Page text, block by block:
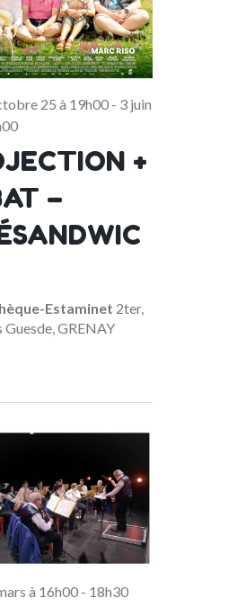
C
H
A
N
D
V
E
N
I
G
T
I
O
A
V
I
G
A
I
O
25 à 19h00 - 3 juin
+
–
Estaminet 2ter,
Guesde, GRENAY
à 16h00 - 18h30